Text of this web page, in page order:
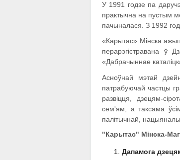
У 1991 годзе па
практычна на пустым
пачыналася. З 1992
«Карытас» Мінска
перарэгістравана ў
«Дабрачыннае
Асноўнай мэтай
патрабуючай частцы
развіцця, дзецям-
сем'ям, а таксама
палітычнай,
"Карытас" Мінска-
Дапамога